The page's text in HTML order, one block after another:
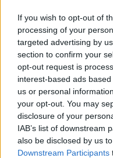
If you wish to opt-out of
processing of your
targeted advertising by
section to confirm your
opt-out request is
interest-based ads
us or personal
your opt-out. You may
disclosure of your
IAB’s list of downstream
also be disclosed by us
Downstream Participants
A piros lámpák
induló Ai Ogura
a Ducati gyári
rajta. Francesco
megelőzte a japán
tempót a verseny
EZEKET IS